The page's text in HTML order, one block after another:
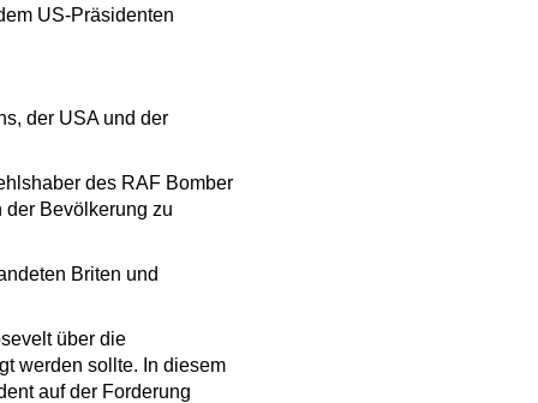
US-Präsidenten
der USA und der
des RAF Bomber
Bevölkerung zu
Briten und
über die
werden sollte. In diesem
auf der Forderung